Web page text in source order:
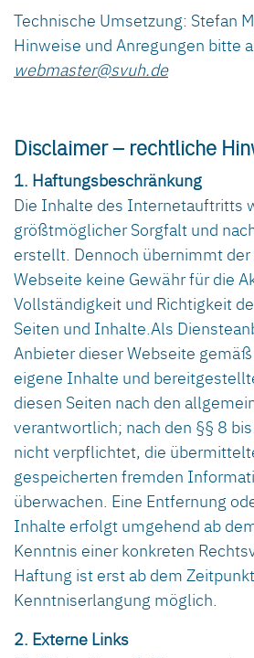
Technische Umsetzung: Stefan
Hinweise und Anregungen bitte
webmaster@svuh.de
Disclaimer – rechtliche
1. Haftungsbeschränkung
Die Inhalte des Internetauftritts
größtmöglicher Sorgfalt und
erstellt. Dennoch übernimmt
Webseite keine Gewähr für die
Vollständigkeit und Richtigkeit
Seiten und Inhalte.Als
Anbieter dieser Webseite
eigene Inhalte und
diesen Seiten nach den
verantwortlich; nach den §§ 8
nicht verpflichtet, die
gespeicherten fremden
überwachen. Eine Entfernung
Inhalte erfolgt umgehend ab
Kenntnis einer konkreten
Haftung ist erst ab dem
Kenntniserlangung möglich.
2. Externe Links